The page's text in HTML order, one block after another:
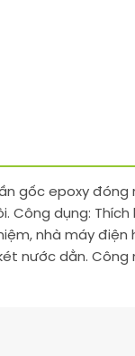
gốc epoxy
dụng:
nhà máy
nước dằn.